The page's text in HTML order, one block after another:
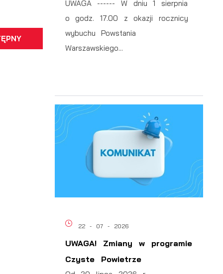
UWAGA ------ W dniu 1 sierpnia
o godz. 17.00 z okazji rocznicy
wybuchu Powstania
Warszawskiego...
22 - 07 - 2026
UWAGA! Zmiany w programie
Czyste Powietrze